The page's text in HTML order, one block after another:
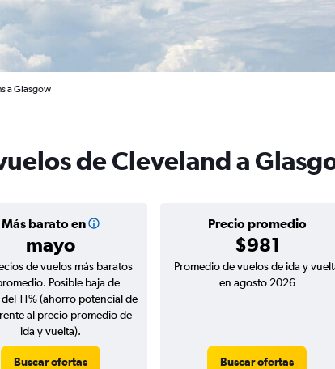
a Glasgow
de Cleveland a
Más barato en
mayo
Precio promedio
$981
de vuelos más baratos
Posible baja de
11% (ahorro potencial de
al precio promedio de
ida y vuelta).
Buscar ofertas
Promedio de vuelos de ida y
en agosto 2026
Buscar ofertas